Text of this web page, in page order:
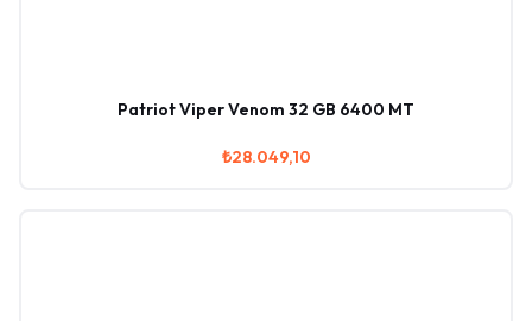
Patriot Viper Venom 32 GB 6400 MT
₺28.049,10